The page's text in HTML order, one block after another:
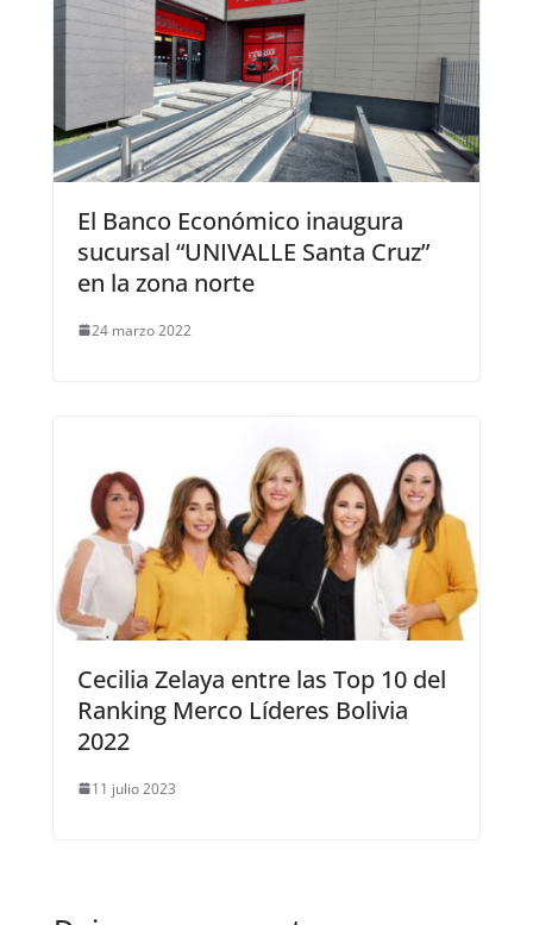
El Banco Económico inaugura
sucursal “UNIVALLE Santa Cruz”
en la zona norte
24 marzo 2022
Cecilia Zelaya entre las Top 10 del
Ranking Merco Líderes Bolivia
2022
11 julio 2023